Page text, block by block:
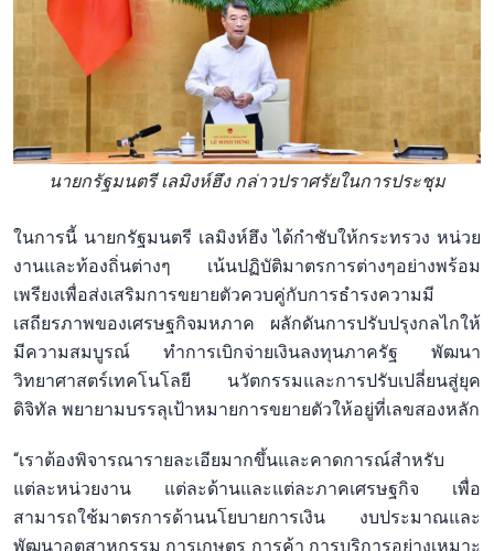
นายกรัฐมนตรี เลมิงห์ฮึง กล่าวปราศรัยในการประชุม
ในการนี้ นายกรัฐมนตรี เลมิงห์ฮึง ได้กำชับให้กระทรวง หน่วย
งานและท้องถิ่นต่างๆ เน้นปฏิบัติมาตรการต่างๆอย่างพร้อม
เพรียงเพื่อส่งเสริมการขยายตัวควบคู่กับการธำรงความมี
เสถียรภาพของเศรษฐกิจมหภาค ผลักดันการปรับปรุงกลไกให้
มีความสมบูรณ์ ทำการเบิกจ่ายเงินลงทุนภาครัฐ พัฒนา
วิทยาศาสตร์เทคโนโลยี นวัตกรรมและการปรับเปลี่ยนสู่ยุค
ดิจิทัล พยายามบรรลุเป้าหมายการขยายตัวให้อยู่ที่เลขสองหลัก
“เราต้องพิจารณารายละเอียมากขึ้นและคาดการณ์สำหรับ
แต่ละหน่วยงาน แต่ละด้านและแต่ละภาคเศรษฐกิจ เพื่อ
สามารถใช้มาตรการด้านนโยบายการเงิน งบประมาณและ
พัฒนาอุตสาหกรรม การเกษตร การค้า การบริการอย่างเหมาะ